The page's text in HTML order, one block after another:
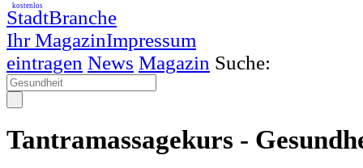
StadtBranche
Ihr MagazinImpressum
kostenlos
eintragen News Magazin Suche:
Tantramassagekurs -